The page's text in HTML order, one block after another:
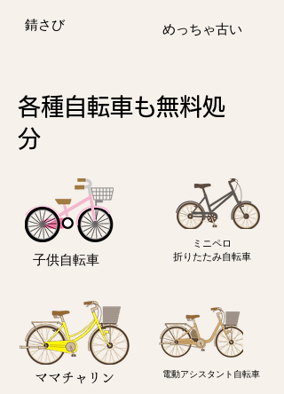
​錆さび ​めっちゃ古い
各種自転車も無料処
分
子供自転車
ミニペロ
​折りたたみ自転車
ママチャリン 電動アシスタント自転車